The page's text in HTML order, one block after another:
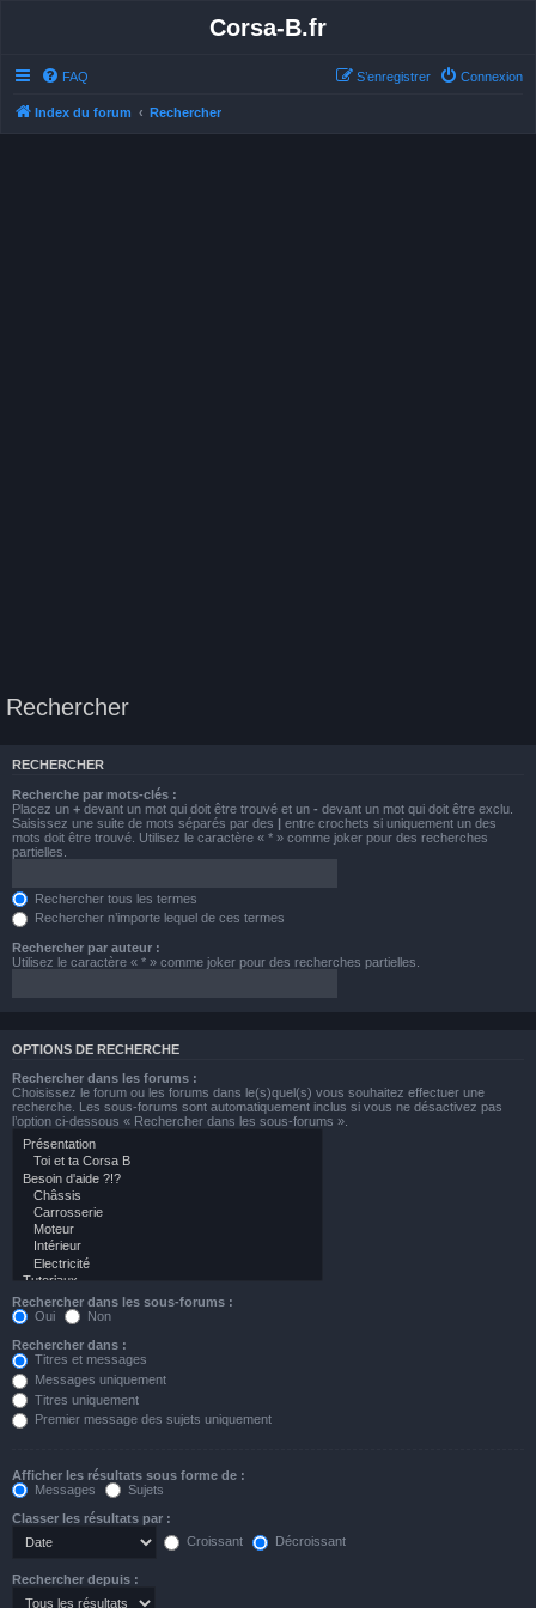
Corsa-B.fr
FAQ Connexion
S’enregistrer
Index du forum Rechercher
Rechercher
RECHERCHER
Recherche par mots-clés :
Placez un + devant un mot qui doit être trouvé et un - devant un mot qui doit être exclu.
Saisissez une suite de mots séparés par des | entre crochets si uniquement un des
mots doit être trouvé. Utilisez le caractère « * » comme joker pour des recherches
partielles.
Rechercher tous les termes
Rechercher n’importe lequel de ces termes
Rechercher par auteur :
Utilisez le caractère « * » comme joker pour des recherches partielles.
OPTIONS DE RECHERCHE
Rechercher dans les forums :
Choisissez le forum ou les forums dans le(s)quel(s) vous souhaitez effectuer une
recherche. Les sous-forums sont automatiquement inclus si vous ne désactivez pas
l’option ci-dessous « Rechercher dans les sous-forums ».
Rechercher dans les sous-forums :
Oui
Non
Rechercher dans :
Titres et messages
Messages uniquement
Titres uniquement
Premier message des sujets uniquement
Afficher les résultats sous forme de :
Messages
Sujets
Classer les résultats par :
Croissant
Décroissant
Rechercher depuis :